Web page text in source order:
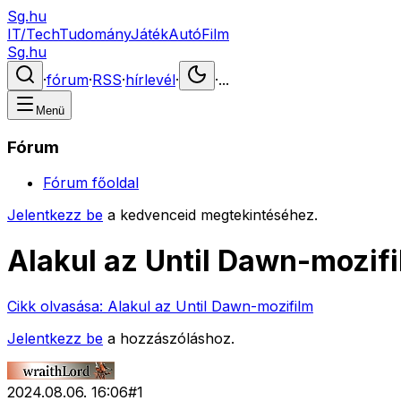
Sg.hu
IT/TechTudományJátékAutóFilm
Sg.hu
·fórum·RSS·hírlevél· ·...
Menü
Fórum
Fórum főoldal
Jelentkezz be a kedvenceid megtekintéséhez.
Alakul az Until Dawn-
Cikk olvasása: Alakul az Until Dawn-mozifilm
Jelentkezz be a hozzászóláshoz.
2024.08.06. 16:06#1